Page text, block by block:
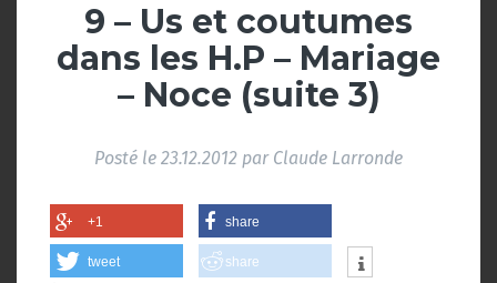
9 – Us et coutumes
dans les H.P – Mariage
– Noce (suite 3)
Posté le 23.12.2012 par Claude Larronde
+1 share
tweet share